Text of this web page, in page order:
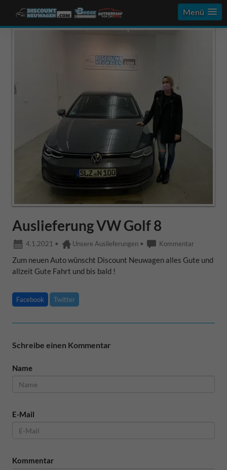
Menü
Auslieferung VW Golf 8
4.1.2021 • Unsere Auslieferungen • Kommentar
Zum neuen Auto wünscht Discount Neuwagen alles Gute und
allzeit Gute Fahrt und bis bald !
Facebook Twitter
Schreibe einen Kommentar
Name
E-Mail
Kommentar